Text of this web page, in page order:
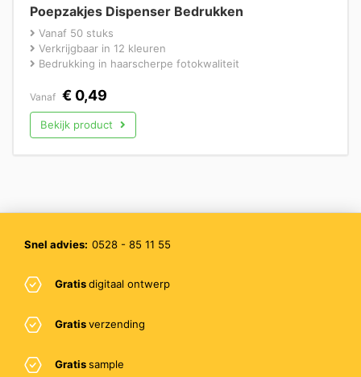
Poepzakjes Dispenser Bedrukken
Vanaf 50 stuks
Verkrijgbaar in 12 kleuren
Bedrukking in haarscherpe fotokwaliteit
Vanaf € 0,49
Bekijk product
Snel advies: 0528 - 85 11 55
Gratisdigitaal ontwerp
Gratisverzending
Gratissample